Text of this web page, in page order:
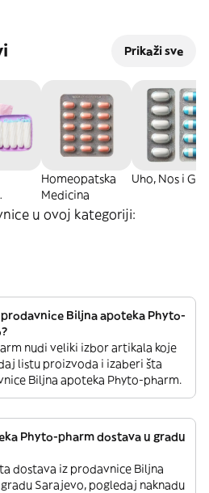
Prikaži sve
Homeopatska
Medicina
Uho, Nos i
u ovoj kategoriji:
Biljna apoteka Phyto-
nudi veliki izbor artikala koje
listu proizvoda i izaberi šta
Biljna apoteka Phyto-pharm.
Phyto-pharm dostava u gradu
dostava iz prodavnice Biljna
Sarajevo, pogledaj naknadu